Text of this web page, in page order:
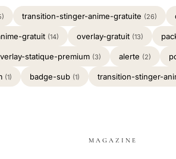
transition-stinger-anime-gratuite (26)
gratuit (14) overlay-gratuit (13)
statique-premium (3) alerte (2)
(1) badge-sub (1) transition-stinger-
MAGAZINE